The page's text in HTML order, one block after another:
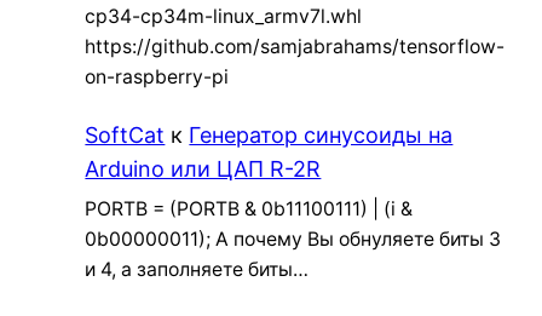
cp34-cp34m-linux_armv7l.whl
https://github.com/samjabrahams/tensorflow-
on-raspberry-pi
SoftCat к Генератор синусоиды на
Arduino или ЦАП R-2R
PORTB = (PORTB & 0b11100111) | (i &
0b00000011); А почему Вы обнуляете биты 3
и 4, а заполняете биты…